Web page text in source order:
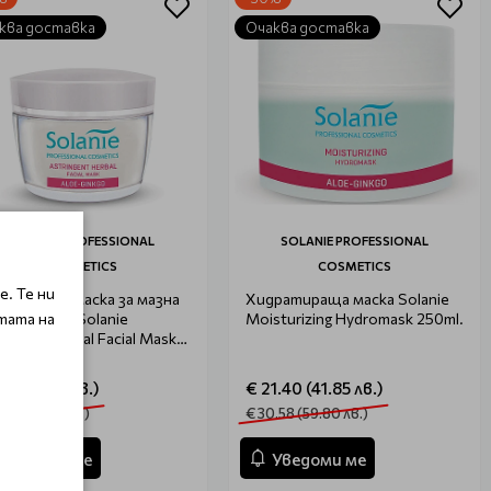
доставка
SOLANIE PROFESSIONAL
COSMETICS
маска за мазна
със сяра Solanie
Herbal Facial Mask
(15.35 лв.)
(22.00 лв.)
Уведоми ме
Очаква доставка
SOLANIE PROFESSIONAL
COSMETICS
Хидратираща маска Solanie
Moisturizing Hydromask 250ml.
€ 21.40 (41.85 лв.)
€ 30.58 (59.80 лв.)
Уведоми ме
Те ни
на